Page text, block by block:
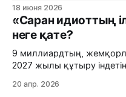
18 июня 2026
«Саран идиоттың
неге қате?
9 миллиардтың,
2027 жылы құтыру
“Тіршілік
20 апр. 2026